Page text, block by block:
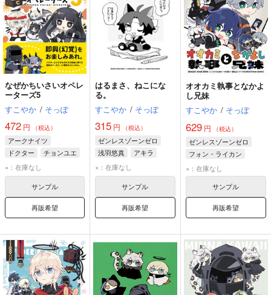
なぜかちいさいオペレ
ーターズ5
すこやか / そっぽ
472 円 （税込）
アークナイツ
ドクター
チョンユエ
ヴィルトゥオーサ
×：在庫なし
サンプル
再販希望
はるまさ、ねこにな
る。
すこやか / そっぽ
315 円 （税込）
ゼンレスゾーンゼロ
浅羽悠真
アキラ
×：在庫なし
サンプル
再販希望
オオカミ執事となかよ
し兄妹
すこやか / そっぽ
629円 （税込）
ゼンレスゾーンゼロ
フォン・ライカン
アキラ
リン
×：在庫なし
サンプル
再販希望